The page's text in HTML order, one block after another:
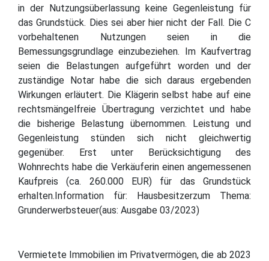
in der Nutzungsüberlassung keine Gegenleistung für
das Grundstück. Dies sei aber hier nicht der Fall. Die C
vorbehaltenen Nutzungen seien in die
Bemessungsgrundlage einzubeziehen. Im Kaufvertrag
seien die Belastungen aufgeführt worden und der
zuständige Notar habe die sich daraus ergebenden
Wirkungen erläutert. Die Klägerin selbst habe auf eine
rechtsmängelfreie Übertragung verzichtet und habe
die bisherige Belastung übernommen. Leistung und
Gegenleistung stünden sich nicht gleichwertig
gegenüber. Erst unter Berücksichtigung des
Wohnrechts habe die Verkäuferin einen angemessenen
Kaufpreis (ca. 260.000 EUR) für das Grundstück
erhalten.Information für: Hausbesitzerzum Thema:
Grunderwerbsteuer(aus: Ausgabe 03/2023)
Vermietete Immobilien im Privatvermögen, die ab 2023